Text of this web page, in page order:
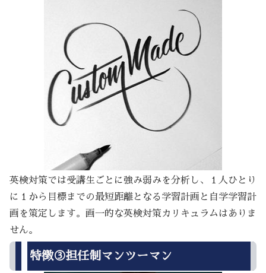
英検対策では受講生ごとに強み弱みを分析し、１人ひとり
に１から目標までの最短距離となる学習計画と自学学習計
画を策定します。画一的な英検対策カリキュラムはありま
せん。
特徴③担任制マンツーマン